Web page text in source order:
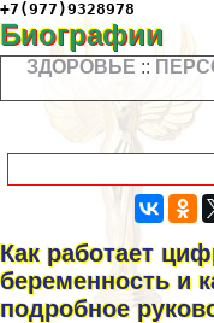
+7(977)9328978
Биографии
ЗДОРОВЬЕ ::
Как работает
беременность и
подробное